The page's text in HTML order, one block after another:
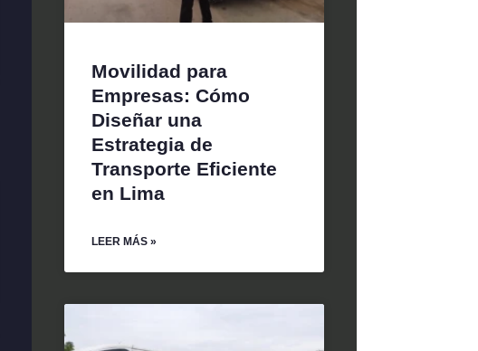
Movilidad para
Empresas: Cómo
Diseñar una
Estrategia de
Transporte Eficiente
en Lima
LEER MÁS »